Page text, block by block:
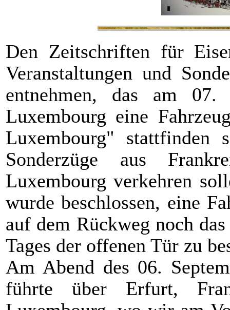
Den Zeitschriften für
Veranstaltungen und
entnehmen, das am
Luxembourg eine
Luxembourg" stattfinden
Sonderzüge aus
Luxembourg verkehren
wurde beschlossen, eine
auf dem Rückweg noch
Tages der offenen Tür zu
Am Abend des 06.
führte über Erfurt,